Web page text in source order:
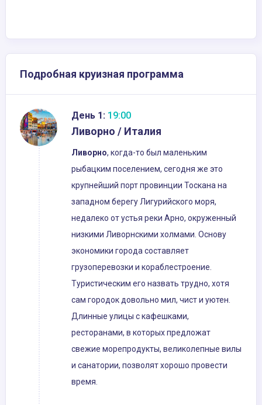
Подробная круизная программа
День 1: 19:00
Ливорно / Италия
Ливорно, когда-то был маленьким
рыбацким поселением, сегодня же это
крупнейший порт провинции Тоскана на
западном берегу Лигурийского моря,
недалеко от устья реки Арно, окруженный
низкими Ливорнскими холмами. Основу
экономики города составляет
грузоперевозки и кораблестроение.
Туристическим его назвать трудно, хотя
сам городок довольно мил, чист и уютен.
Длинные улицы с кафешками,
ресторанами, в которых предложат
свежие морепродукты, великолепные вилы
и санатории, позволят хорошо провести
время.